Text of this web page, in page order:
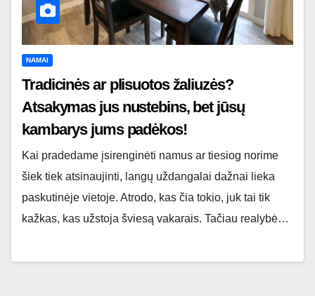
NAMAI
Tradicinės ar plisuotos žaliuzės?
Atsakymas jus nustebins, bet jūsų
kambarys jums padėkos!
Kai pradedame įsirenginėti namus ar tiesiog norime
šiek tiek atsinaujinti, langų uždangalai dažnai lieka
paskutinėje vietoje. Atrodo, kas čia tokio, juk tai tik
kažkas, kas užstoja šviesą vakarais. Tačiau realybė…